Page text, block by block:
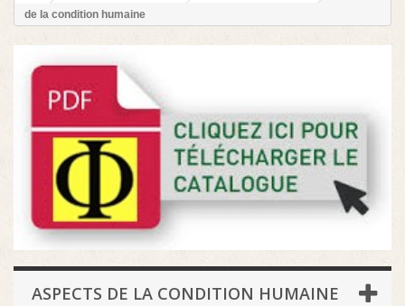
de la condition humaine
ASPECTS DE LA CONDITION HUMAINE